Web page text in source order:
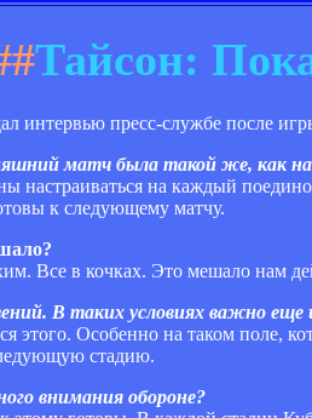
Тайсон:
интервью пресс-службе после
матч была такой же, как
настраиваться на каждый
к следующему матчу.
Все в кочках. Это мешало нам
В таких условиях важно еще
этого. Особенно на таком поле,
стадию.
внимания обороне?